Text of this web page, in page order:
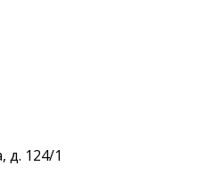
д. 124/1